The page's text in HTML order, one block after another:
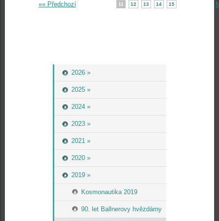
2026 »
2025 »
2024 »
2023 »
2021 »
2020 »
2019 »
Kosmonautika 2019
90. let Ballnerovy hvězdárny
«« Předchozí 11 12 13 14 15